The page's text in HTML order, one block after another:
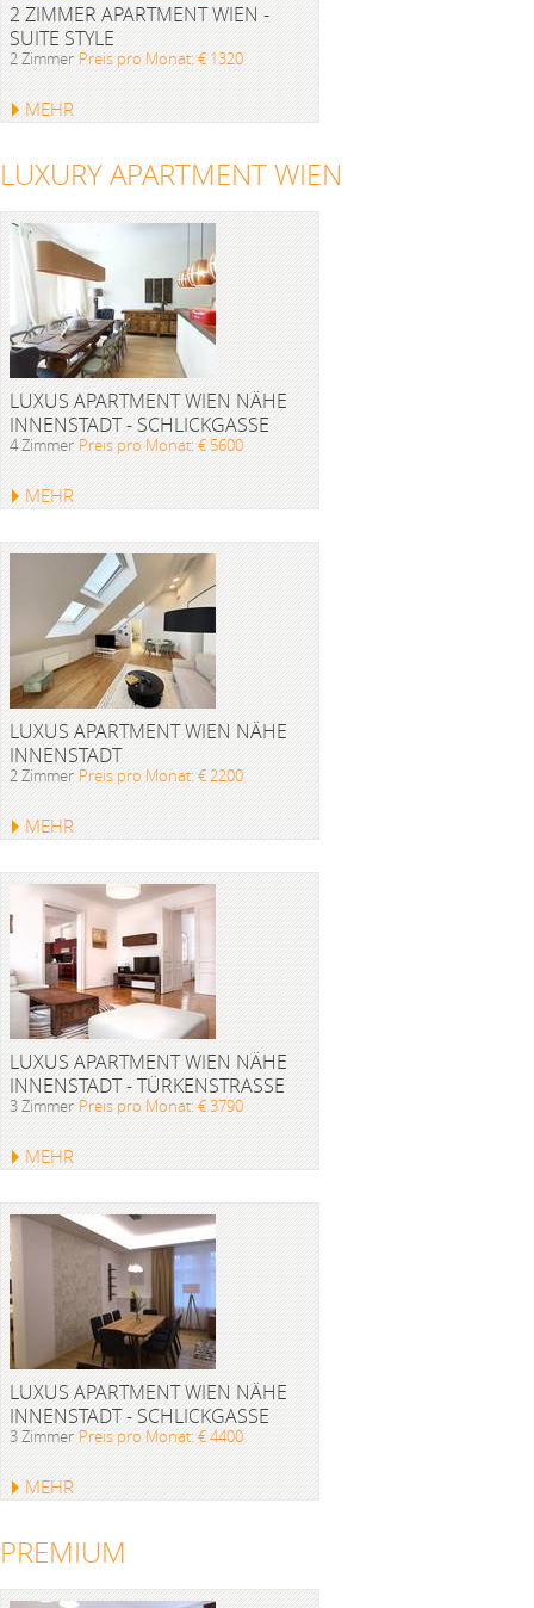
2 ZIMMER APARTMENT WIEN -
SUITE STYLE
2 Zimmer Preis pro Monat: € 1320
MEHR
LUXURY APARTMENT WIEN
LUXUS APARTMENT WIEN NÄHE
INNENSTADT - SCHLICKGASSE
4 Zimmer Preis pro Monat: € 5600
MEHR
LUXUS APARTMENT WIEN NÄHE
INNENSTADT
2 Zimmer Preis pro Monat: € 2200
MEHR
LUXUS APARTMENT WIEN NÄHE
INNENSTADT - TÜRKENSTRASSE
3 Zimmer Preis pro Monat: € 3790
MEHR
LUXUS APARTMENT WIEN NÄHE
INNENSTADT - SCHLICKGASSE
3 Zimmer Preis pro Monat: € 4400
MEHR
PREMIUM